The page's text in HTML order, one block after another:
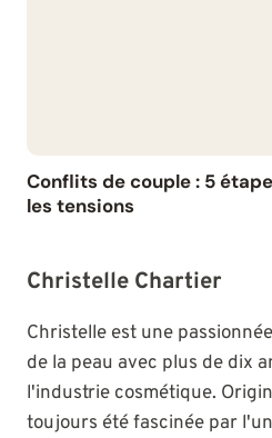
Conflits de couple : 5
les tensions
Christelle Chartier
Christelle est une
de la peau avec plus de dix
l'industrie cosmétique.
toujours été fascinée par